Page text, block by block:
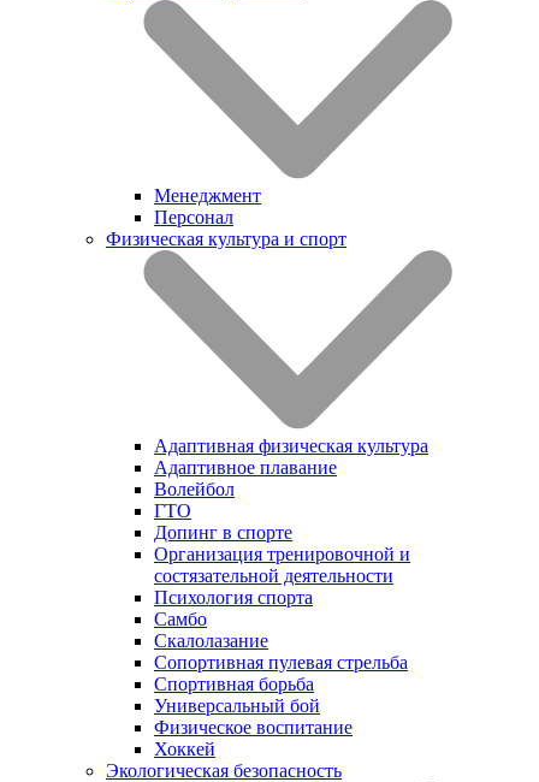
Менеджмент
Персонал
Физическая культура и спорт
Адаптивная физическая культура
Адаптивное плавание
Волейбол
ГТО
Допинг в спорте
Организация тренировочной и
состязательной деятельности
Психология спорта
Самбо
Скалолазание
Сопортивная пулевая стрельба
Спортивная борьба
Универсальный бой
Физическое воспитание
Хоккей
Экологическая безопасность